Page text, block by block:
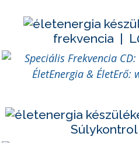
frekvencia | L